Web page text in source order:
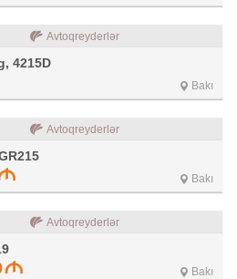
Avtoqreyderlər
4215D
Bakı
Avtoqreyderlər
Bakı
Avtoqreyderlər
Bakı